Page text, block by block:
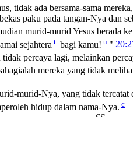
tidak ada bersama-sama
paku pada tangan-Nya
murid-murid Yesus berada
sejahtera t bagi kamu! u "
percaya lagi, melainkan
mereka yang tidak
murid-Nya, yang tidak tercatat
hidup dalam nama-Nya. c